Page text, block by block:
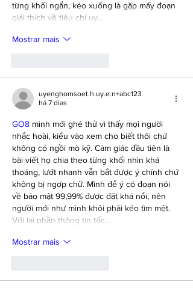
từng khối ngắn, kéo xuống là gặp mấy đoạn
giải thích về tiêu chí uy…
Mostrar mais
uyenghomsoet.h.uy.e.n+abc123
há 7 dias
GO8 mình mới ghé thử vì thấy mọi người
nhắc hoài, kiểu vào xem cho biết thôi chứ
không có ngồi mò kỹ. Cảm giác đầu tiên là
bài viết họ chia theo từng khối nhìn khá
thoáng, lướt nhanh vẫn bắt được ý chính chứ
không bị ngợp chữ. Mình để ý có đoạn nói
về bảo mật 99,99% được đặt khá nổi, nên
người mới như mình khỏi phải kéo tìm mệt.
Với lại phần thông tin tốc…
Mostrar mais